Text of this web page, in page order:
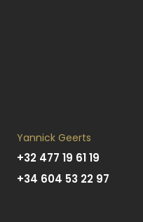
Yannick Geerts
+32 477 19 61 19
+34 604 53 22 97